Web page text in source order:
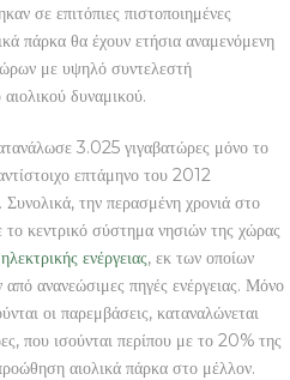
σε επιτόπιες πιστοποιημένες
πάρκα θα έχουν ετήσια αναμενόμενη
με υψηλό συντελεστή
δυναμικού.
3.025 γιγαβατώρες μόνο το
επτάμηνο του 2012
την περασμένη χρονιά στο
κεντρικό σύστημα νησιών της χώρας
ηλεκτρικής ενέργειας, εκ των οποίων
ανανεώσιμες πηγές ενέργειας. Μόνο
οι παρεμβάσεις, καταναλώνεται
που ισούνται περίπου με το 20% της
αιολικά πάρκα στο μέλλον.